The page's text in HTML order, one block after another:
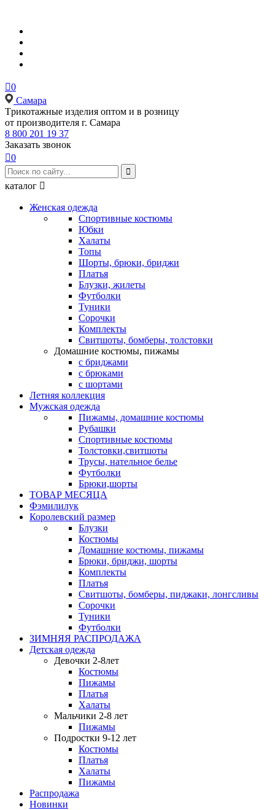
0
Самара
Tрикотажные изделия оптом и в розницу
от производителя г. Самара
8 800 201 19 37
Заказать звонок
0

каталог 
Женская одежда
Спортивные костюмы
Юбки
Халаты
Топы
Шорты, брюки, бриджи
Платья
Блузки, жилеты
Футболки
Туники
Сорочки
Комплекты
Свитшоты, бомберы, толстовки
Домашние костюмы, пижамы
с бриджами
с брюками
с шортами
Летняя коллекция
Мужская одежда
Пижамы, домашние костюмы
Рубашки
Спортивные костюмы
Толстовки,свитшоты
Трусы, нательное белье
Футболки
Брюки,шорты
ТОВАР МЕСЯЦА
Фэмилилук
Королевский размер
Блузки
Костюмы
Домашние костюмы, пижамы
Брюки, бриджи, шорты
Комплекты
Платья
Свитшоты, бомберы, пиджаки, лонгсливы
Сорочки
Туники
Футболки
ЗИМНЯЯ РАСПРОДАЖА
Детская одежда
Девочки 2-8лет
Костюмы
Пижамы
Платья
Халаты
Мальчики 2-8 лет
Пижамы
Подростки 9-12 лет
Костюмы
Платья
Халаты
Пижамы
Распродажа
Новинки